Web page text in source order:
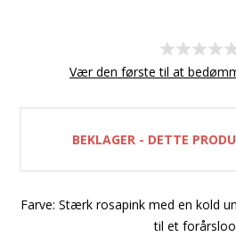
Vær den første til at
BEKLAGER - DETTE
Farve: Stærk rosapink med en kold
til et